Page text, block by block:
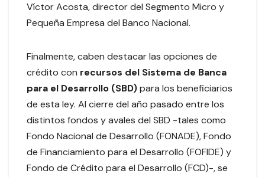
Víctor Acosta, director del Segmento Micro y
Pequeña Empresa del Banco Nacional.
Finalmente, caben destacar las opciones de
crédito con recursos del Sistema de Banca
para el Desarrollo (SBD)para los beneficiarios
de esta ley. Al cierre del año pasado entre los
distintos fondos y avales del SBD -tales como
Fondo Nacional de Desarrollo (FONADE), Fondo
de Financiamiento para el Desarrollo (FOFIDE) y
Fondo de Crédito para el Desarrollo (FCD)-, se